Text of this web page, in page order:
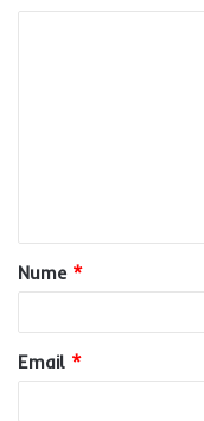
a
r
u
*
Nume *
Email *